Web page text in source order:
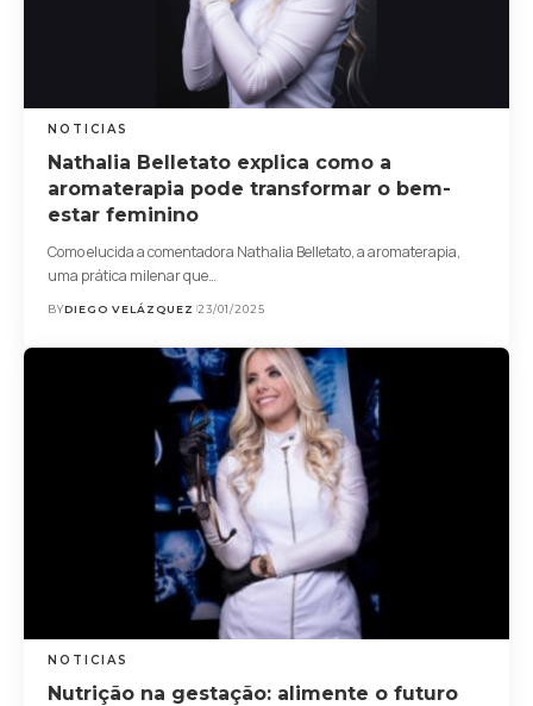
NOTICIAS
Nathalia Belletato explica como a
aromaterapia pode transformar o bem-
estar feminino
Como elucida a comentadora Nathalia Belletato, a aromaterapia,
uma prática milenar que…
BYDIEGO VELÁZQUEZ 23/01/2025
NOTICIAS
Nutrição na gestação: alimente o futuro